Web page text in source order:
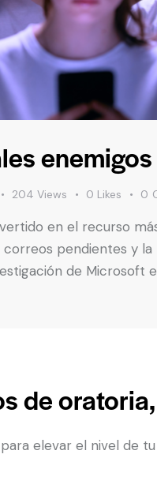
204 Views 0 Likes 0
en el recurso
pendientes y
de Microsoft
de
elevar el nivel de